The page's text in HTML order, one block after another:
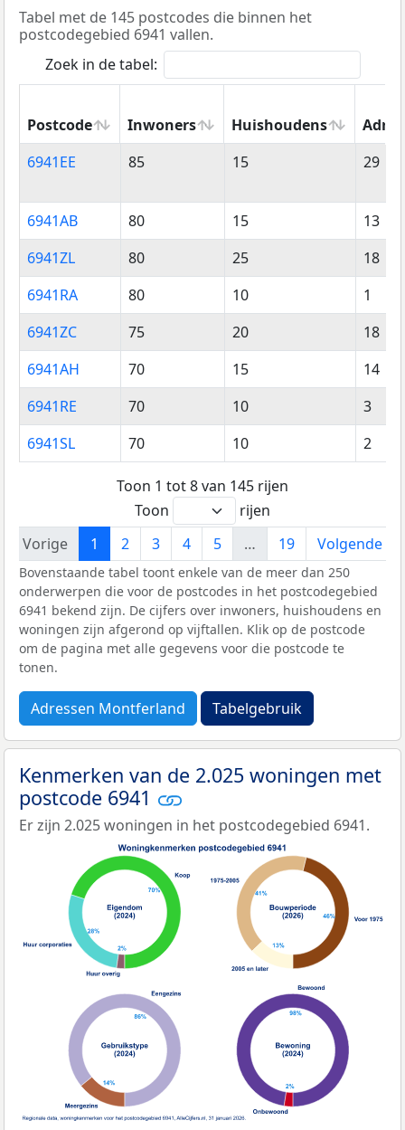
Tabel met de 145 postcodes die binnen het
postcodegebied 6941 vallen.
Zoek in de tabel:
Postcode Inwoners Huishoudens
Postcode
Inwoners Huishoudens
6941EE 85 15 29
6941AB 80 15
13
6941ZL
80 25
18
6941RA
80 10
1
6941ZC
75 20
18
6941AH
70 15
14
6941RE
70 10
3
6941SL
70 10 2
Toon 1 tot 8 van 145 rijen
Toon
rijen
Vorige
1 2 3 4 5 … 19 Volgende
Bovenstaande tabel toont enkele van de meer dan 250
onderwerpen die voor de postcodes in het postcodegebied
6941 bekend zijn. De cijfers over inwoners, huishoudens en
woningen zijn afgerond op vijftallen. Klik op de postcode
om de pagina met alle gegevens voor die postcode te
tonen.
Adressen Montferland Tabelgebruik
Kenmerken van de 2.025 woningen met
postcode 6941
Er zijn 2.025 woningen in het postcodegebied 6941.